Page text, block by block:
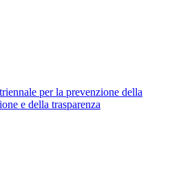
per la prevenzione della
e della trasparenza